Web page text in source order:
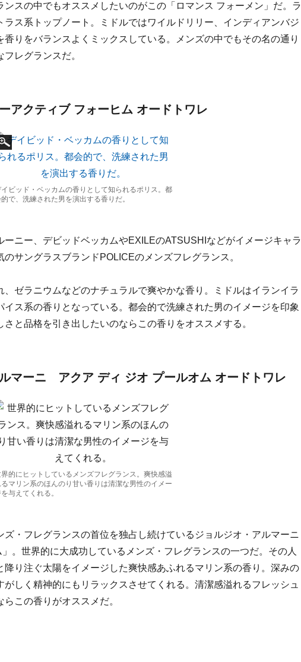
スの中でもオススメしたいのがこの「ロマンス フォーメン」だ。ラ
ス系トップノート。ミドルではワイルドリリー、インディアンバジ
りをバランスよくミックスしている。メンズの中でもその名の通り
レグランスだ。
アクティブ フォーヒム オードトワレ
ビッド・ベッカムの香りとして知られるポリス。都
で、洗練された男を演出する香りだ。
ーニー、デビッドベッカムやEXILEのATSUSHIなどがイメージキャラ
サングラスブランドPOLICEのメンズフレグランス。
、ゼラニウムなどのナチュラルで爽やかな香り。ミドルはイランイラ
イス系の香りとなっている。都会的で洗練された男のイメージを印象
と品格を引き出したいのならこの香りをオススメする。
マーニ アクア ディ ジオ プールオム オードトワレ
的にヒットしているメンズフレグランス。爽快感溢
マリン系のほんのり甘い香りは清潔な男性のイメー
を与えてくれる。
ズ・フレグランスの首位を独占し続けているジョルジオ・アルマーニ
。世界的に大成功しているメンズ・フレグランスの一つだ。その人
り注ぐ太陽をイメージした爽快感あふれるマリン系の香り。深みの
しく精神的にもリラックスさせてくれる。清潔感溢れるフレッシュ
この香りがオススメだ。